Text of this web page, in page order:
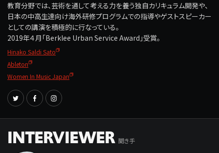
教育分野では、芸術を通して考える力を養う独自カリキュラム開発や、
日本の中高生達向け海外研修プログラムでの指導やゲストスピーカー
としての講演を積極的に行なっている。
2019年４月「Berklee Urban Service Award」受賞。
Hinako Saldi Sato
Ableton
Women In Music Japan
INTERVIEWER 聞き手